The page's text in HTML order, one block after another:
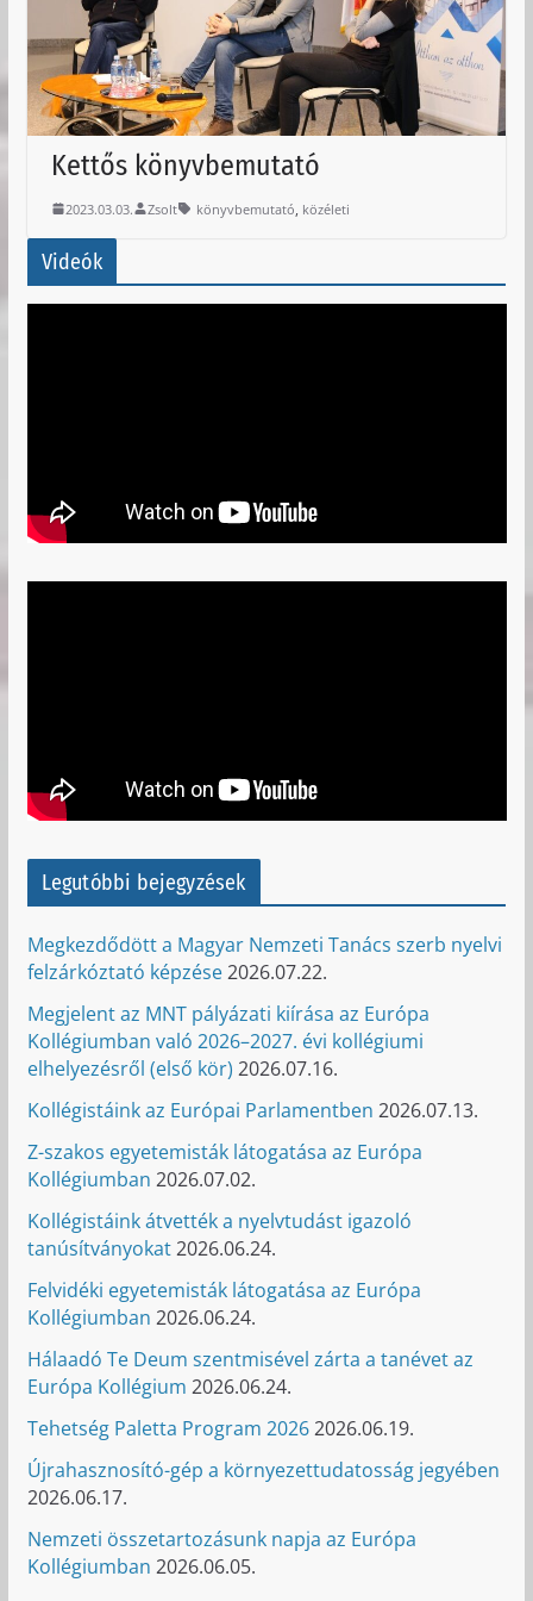
Kettős könyvbemutató
2023.03.03. Zsolt könyvbemutató, közéleti
Videók
Legutóbbi bejegyzések
Megkezdődött a Magyar Nemzeti Tanács szerb nyelvi
felzárkóztató képzése2026.07.22.
Megjelent az MNT pályázati kiírása az Európa
Kollégiumban való 2026–2027. évi kollégiumi
elhelyezésről (első kör) 2026.07.16.
Kollégistáink az Európai Parlamentben 2026.07.13.
Z-szakos egyetemisták látogatása az Európa
Kollégiumban 2026.07.02.
Kollégistáink átvették a nyelvtudást igazoló
tanúsítványokat2026.06.24.
Felvidéki egyetemisták látogatása az Európa
Kollégiumban 2026.06.24.
Hálaadó Te Deum szentmisével zárta a tanévet az
Európa Kollégium 2026.06.24.
Tehetség Paletta Program 20262026.06.19.
Újrahasznosító-gép a környezettudatosság jegyében
2026.06.17.
Nemzeti összetartozásunk napja az Európa
Kollégiumban 2026.06.05.